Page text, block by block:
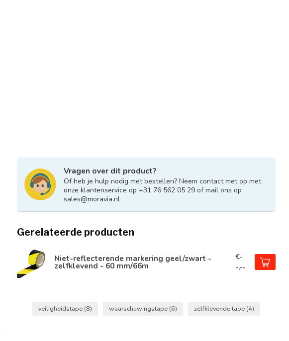
Vragen over dit product?
Of heb je hulp nodig met bestellen? Neem contact met op met
onze klantenservice op +31 76 562 05 29 of mail ons op
sales@moravia.nl
Gerelateerde producten
Niet-reflecterende markering geel/zwart -
zelfklevend - 60 mm/66m
€-
-,--
veiligheidstape (8) waarschuwingstape (6) zelfklevende tape (4)